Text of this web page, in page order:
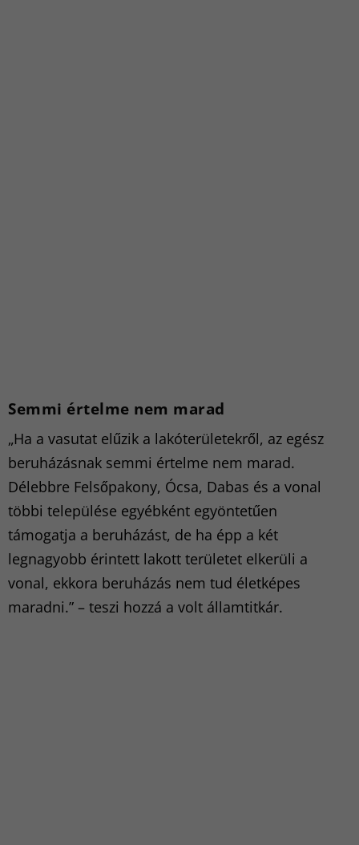
Semmi értelme nem marad
„Ha a vasutat elűzik a lakóterületekről, az egész
beruházásnak semmi értelme nem marad.
Délebbre Felsőpakony, Ócsa, Dabas és a vonal
többi települése egyébként egyöntetűen
támogatja a beruházást, de ha épp a két
legnagyobb érintett lakott területet elkerüli a
vonal, ekkora beruházás nem tud életképes
maradni.” – teszi hozzá a volt államtitkár.